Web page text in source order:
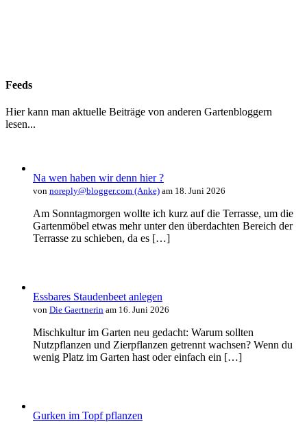
Feeds
Hier kann man aktuelle Beiträge von anderen Gartenbloggern
lesen...
Na wen haben wir denn hier ?
von noreply@blogger.com (Anke) am 18. Juni 2026
Am Sonntagmorgen wollte ich kurz auf die Terrasse, um die
Gartenmöbel etwas mehr unter den überdachten Bereich der
Terrasse zu schieben, da es […]
Essbares Staudenbeet anlegen
von Die Gaertnerin am 16. Juni 2026
Mischkultur im Garten neu gedacht: Warum sollten
Nutzpflanzen und Zierpflanzen getrennt wachsen? Wenn du
wenig Platz im Garten hast oder einfach ein […]
Gurken im Topf pflanzen